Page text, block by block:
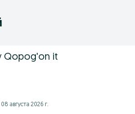
Qopog'on it
августа 2026 г.